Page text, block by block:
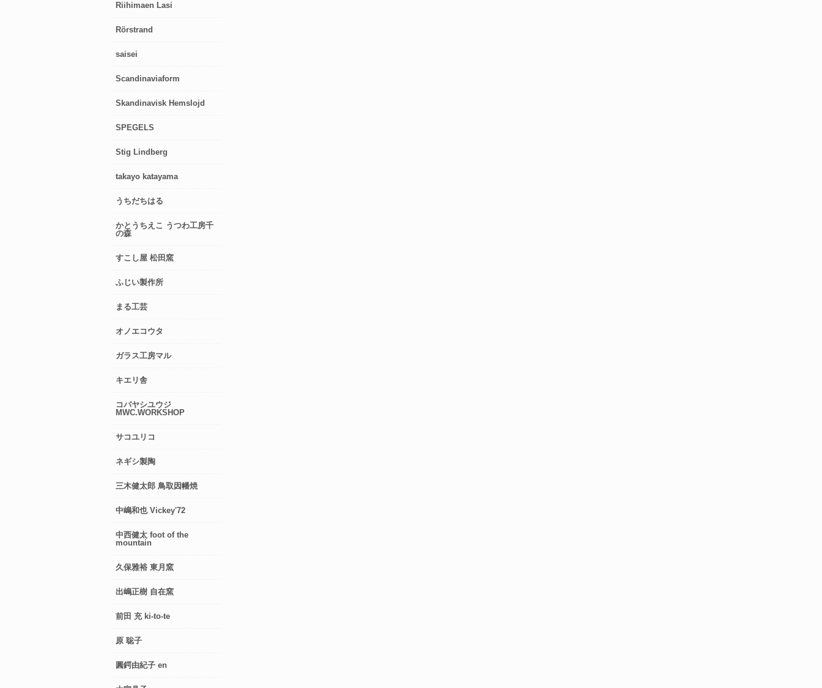
Riihimaen Lasi
Rörstrand
saisei
Scandinaviaform
Skandinavisk Hemslojd
SPEGELS
Stig Lindberg
takayo katayama
うちだちはる
かとうちえこ うつわ工房千
の森
すこし屋 松田窯
ふじい製作所
まる工芸
オノエコウタ
ガラス工房マル
キエリ舎
コバヤシユウジ
MWC.WORKSHOP
サコユリコ
ネギシ製陶
三木健太郎 鳥取因幡焼
中嶋和也 Vickey'72
中西健太 foot of the
mountain
久保雅裕 東月窯
出嶋正樹 自在窯
前田 充 ki-to-te
原 聡子
圓鍔由紀子 en